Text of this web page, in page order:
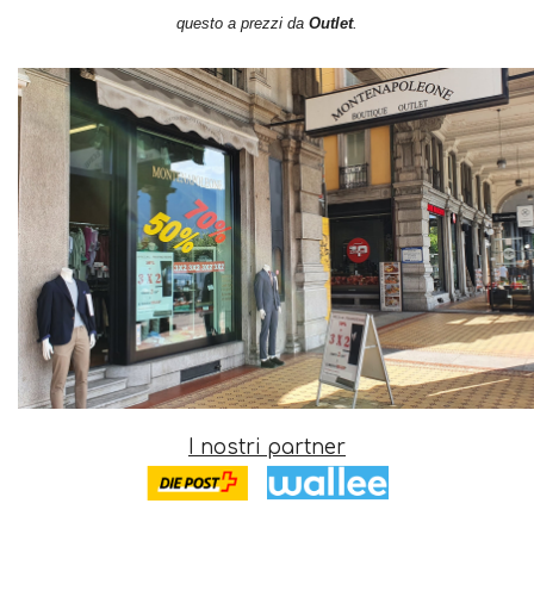
questo a prezzi da Outlet.
I nostri partner